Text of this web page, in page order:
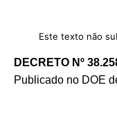
Este texto não
DECRETO Nº
Publicado no DOE